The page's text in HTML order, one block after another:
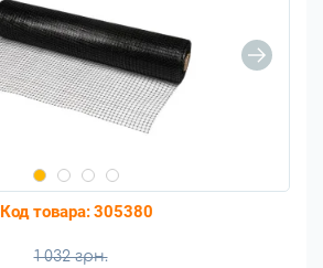
Код товара:305380
1 032 грн.